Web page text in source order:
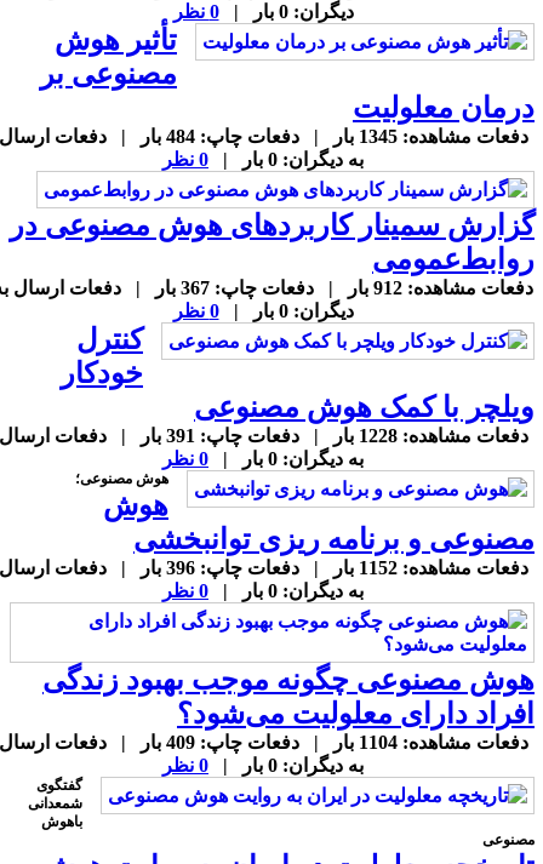
دیگران: 0 بار |
تأثیر هوش
مصنوعی بر
معلولیت
دفعات مشاهده: 1345 بار | دفعات چاپ: 484 بار | دفعات ارسال
به دیگران: 0 بار |
سمینار کاربردهای هوش مصنوعی در
دفعات مشاهده: 912 بار | دفعات چاپ: 367 بار | دفعات ارسال به
دیگران: 0 بار |
کنترل
خودکار
با کمک هوش مصنوعی
دفعات مشاهده: 1228 بار | دفعات چاپ: 391 بار | دفعات ارسال
به دیگران: 0 بار |
هوش مصنوعی؛
هوش
و برنامه ریزی توانبخشی
دفعات مشاهده: 1152 بار | دفعات چاپ: 396 بار | دفعات ارسال
به دیگران: 0 بار |
مصنوعی چگونه موجب بهبود زندگی
دارای معلولیت می‌شود؟
دفعات مشاهده: 1104 بار | دفعات چاپ: 409 بار | دفعات ارسال
به دیگران: 0 بار |
گفتگوی
شمعدانی
باهوش